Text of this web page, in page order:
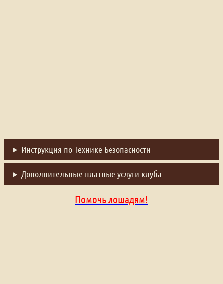
Инструкция по Технике Безопасности
Дополнительные платные услуги клуба
Помочь лошадям!